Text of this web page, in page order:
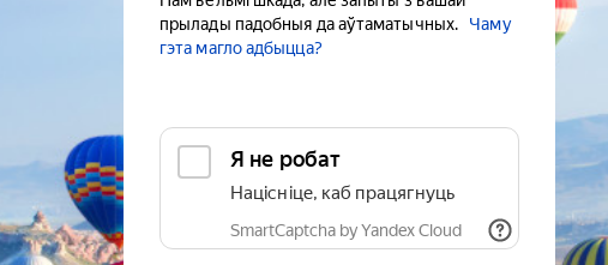
прылады падобныя да аўтаматычных.
Чаму
гэта магло адбыцца?
Я не робат
Націсніце, каб працягнуць
SmartCaptcha by Yandex Cloud